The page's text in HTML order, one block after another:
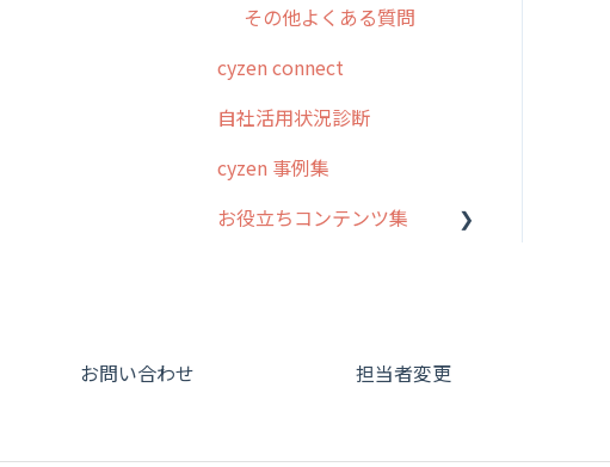
その他よくある質問
cyzen connect
自社活用状況診断
cyzen 事例集
お役立ちコンテンツ集
お問い合わせ 担当者変更